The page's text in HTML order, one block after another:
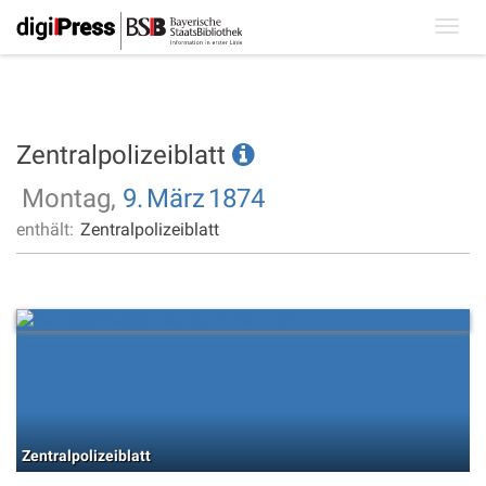
Zentralpolizeiblatt
Montag, 9. März 1874
enthält: Zentralpolizeiblatt
Zentralpolizeiblatt